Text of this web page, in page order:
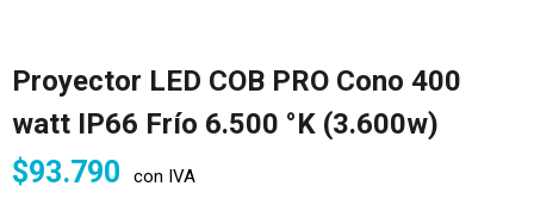
Proyector LED COB PRO Cono 400
watt IP66 Frío 6.500 °K (3.600w)
$93.790 con IVA